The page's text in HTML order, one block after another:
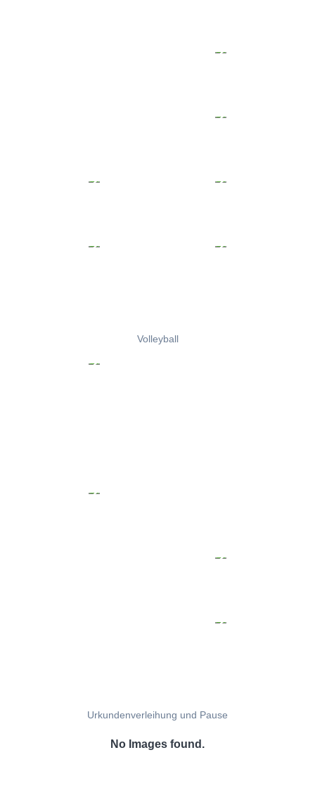
Volleyball
Urkundenverleihung und Pause
No Images found.